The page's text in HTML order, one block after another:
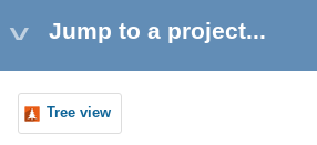
Jump to a project...
Tree view